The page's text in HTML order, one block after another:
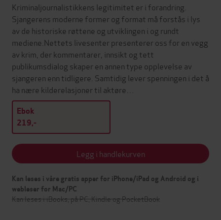
Kriminaljournalistikkens legitimitet er i forandring.
Sjangerens moderne former og format må forstås i lys
av de historiske røttene og utviklingen i og rundt
mediene.Nettets livesenter presenterer oss for en vegg
av krim, der kommentarer, innsikt og tett
publikumsdialog skaper en annen type opplevelse av
sjangeren enn tidligere. Samtidig lever spenningen i det å
ha nære kilderelasjoner til aktøre…
Ebok
219,-
Legg i handlekurven
Kan leses i våre gratis apper for iPhone/iPad og Android og i
webleser for Mac/PC
Kan leses i iBooks, på PC, Kindle og PocketBook